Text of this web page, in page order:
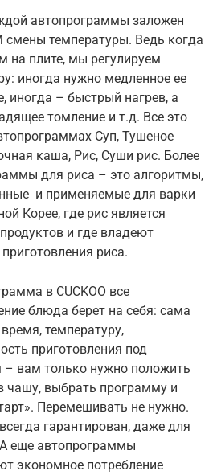
автопрограммы заложен
температуры. Ведь когда
на плите, мы регулируем
иногда нужно медленное ее
иногда – быстрый нагрев, а
томление и т.д. Все это
Суп, Тушеное
каша, Рис, Суши рис. Более
для риса – это алгоритмы,
и применяемые для варки
Корее, где рис является
и где владеют
риса.
в CUCKOO все
блюда берет на себя: сама
температуру,
приготовления под
– вам только нужно положить
чашу, выбрать программу и
Перемешивать не нужно.
гарантирован, даже для
еще автопрограммы
экономное потребление